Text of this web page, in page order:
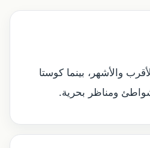
والأشهر، بينما كوستا
ومناظر بحرية.